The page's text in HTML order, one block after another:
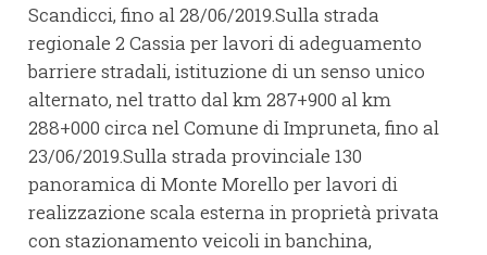
Scandicci, fino al 28/06/2019.Sulla strada
regionale 2 Cassia per lavori di adeguamento
barriere stradali, istituzione di un senso unico
alternato, nel tratto dal km 287+900 al km
288+000 circa nel Comune di Impruneta, fino al
23/06/2019.Sulla strada provinciale 130
panoramica di Monte Morello per lavori di
realizzazione scala esterna in proprietà privata
con stazionamento veicoli in banchina,